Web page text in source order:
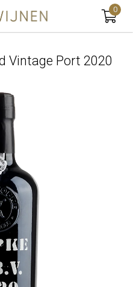
0
Vintage Port 2020